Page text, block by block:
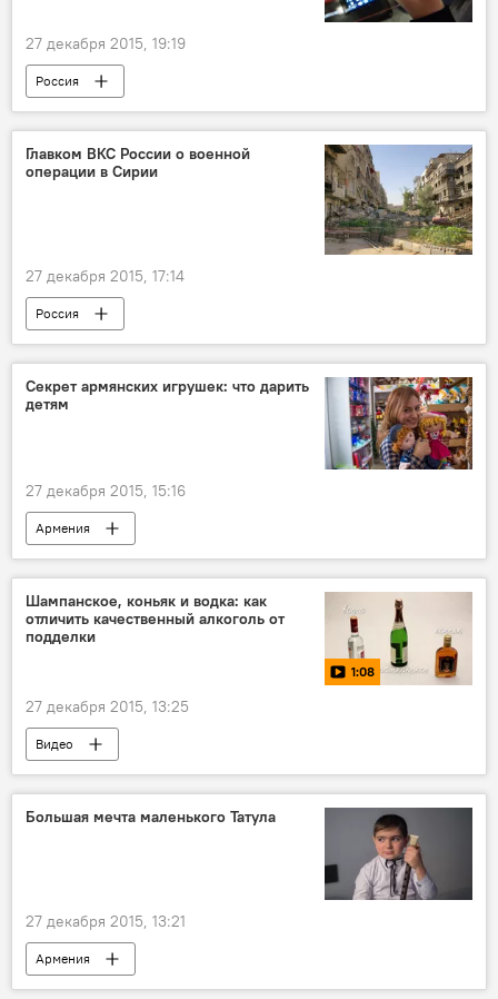
27 декабря 2015, 19:19
Россия
Главком ВКС России о военной
операции в Сирии
27 декабря 2015, 17:14
Россия
Секрет армянских игрушек: что дарить
детям
27 декабря 2015, 15:16
Армения
Шампанское, коньяк и водка: как
отличить качественный алкоголь от
подделки
1:08
27 декабря 2015, 13:25
Видео
Большая мечта маленького Татула
27 декабря 2015, 13:21
Армения